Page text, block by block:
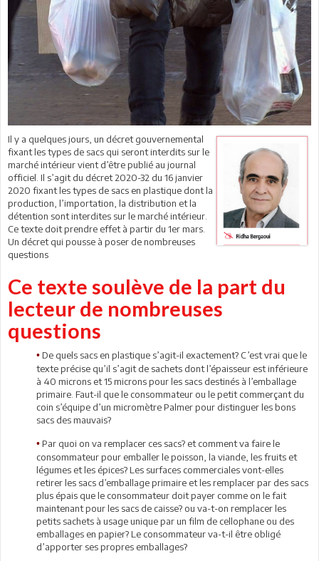
Il y a quelques jours, un décret gouvernemental
fixant les types de sacs qui seront interdits sur le
marché intérieur vient d’être publié au journal
officiel. Il s’agit du décret 2020-32 du 16 janvier
2020 fixant les types de sacs en plastique dont la
production, l’importation, la distribution et la
détention sont interdites sur le marché intérieur.
Ce texte doit prendre effet à partir du 1er mars.
Un décret qui pousse à poser de nombreuses
questions
Ce texte soulève de la part du
lecteur de nombreuses
questions
• De quels sacs en plastique s’agit-il exactement? C’est vrai que le
texte précise qu’il s’agit de sachets dont l’épaisseur est inférieure
à 40 microns et 15 microns pour les sacs destinés à l’emballage
primaire. Faut-il que le consommateur ou le petit commerçant du
coin s’équipe d’un micromètre Palmer pour distinguer les bons
sacs des mauvais?
• Par quoi on va remplacer ces sacs? et comment va faire le
consommateur pour emballer le poisson, la viande, les fruits et
légumes et les épices? Les surfaces commerciales vont-elles
retirer les sacs d’emballage primaire et les remplacer par des sacs
plus épais que le consommateur doit payer comme on le fait
maintenant pour les sacs de caisse? ou va-t-on remplacer les
petits sachets à usage unique par un film de cellophane ou des
emballages en papier? Le consommateur va-t-il être obligé
d’apporter ses propres emballages?